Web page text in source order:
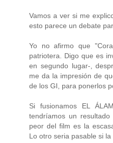
Vamos a ver si me
esto parece un debate
Yo no afirmo que
patriotera. Digo que es
en segundo lugar-,
me da la impresión de
de los GI, para ponerlos
Si fusionamos EL
tendríamos un
peor del film es la
Lo otro seria pasable si